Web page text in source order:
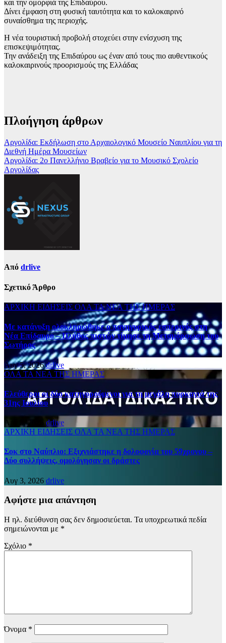
και την ομορφιά της Επιδαύρου.
Δίνει έμφαση στη φυσική ταυτότητα και το καλοκαιρινό
συναίσθημα της περιοχής.
Η νέα τουριστική προβολή στοχεύει στην ενίσχυση της
επισκεψιμότητας.
Την ανάδειξη της Επιδαύρου ως έναν από τους πιο αυθεντικούς
καλοκαιρινούς προορισμούς της Ελλάδας
Πλοήγηση άρθρων
Αργολίδα: Εκδήλωση στο Αρχαιολογικό Μουσείο Ναυπλίου για τη
Διεθνή Ημέρα Μουσείων
Αργολίδα: 2ο Πανελλήνιο Βραβείο για το Μουσικό Σχολείο
Αργολίδας
Από drlive
Σχετικό Άρθρο
ΑΡΧΙΚΗ ΕΙΔΗΣΕΙΣ ΟΛΑ ΤΑ ΝΕΑ ΤΗΣ ΗΜΕΡΑΣ
Με κατάνυξη ολοκληρώθηκε ο πανηγυρικός εσπερινός στη
Νέα Επίδαυρο – Πλήθος πιστών τίμησε τη Μεταμόρφωση του
Σωτήρος
Αυγ 5, 2026drlive
ΟΛΑ ΤΑ ΝΕΑ ΤΗΣ ΗΜΕΡΑΣ
Ελεύθεροι οι δύο κατηγορούμενοι για τη μεγάλη πυρκαγιά της
31ης Ιουλίου
Αυγ 5, 2026 drlive
ΑΡΧΙΚΗ ΕΙΔΗΣΕΙΣ ΟΛΑ ΤΑ ΝΕΑ ΤΗΣ ΗΜΕΡΑΣ
Σοκ στο Ναύπλιο: Εξιχνιάστηκε η δολοφονία του 59χρονου –
Δύο συλλήψεις, ομολόγησαν οι δράστες
Αυγ 3, 2026 drlive
Αφήστε μια απάντηση
Η ηλ. διεύθυνση σας δεν δημοσιεύεται. Τα υποχρεωτικά πεδία
σημειώνονται με *
Σχόλιο *
Όνομα *